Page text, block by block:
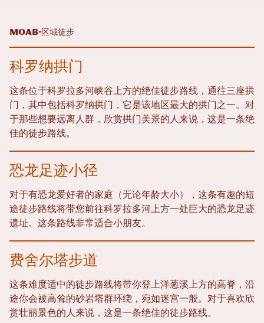
Moab-区域徒步
科罗纳拱门
这条位于科罗拉多河峡谷上方的绝佳徒步路线，通往三座拱
门，其中包括科罗纳拱门，它是该地区最大的拱门之一。对
于那些想要远离人群，欣赏拱门美景的人来说，这是一条绝
佳的徒步路线。
恐龙足迹小径
对于有恐龙爱好者的家庭（无论年龄大小），这条有趣的短
途徒步路线将带您前往科罗拉多河上方一处巨大的恐龙足迹
遗址。这条路线非常适合小朋友。
费舍尔塔步道
这条难度适中的徒步路线将带你登上洋葱溪上方的高脊，沿
途你会被高耸的砂岩塔群环绕，宛如迷宫一般。对于喜欢欣
赏壮丽景色的人来说，这是一条绝佳的徒步路线。